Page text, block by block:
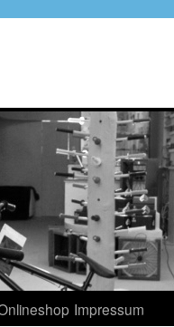
Impressum